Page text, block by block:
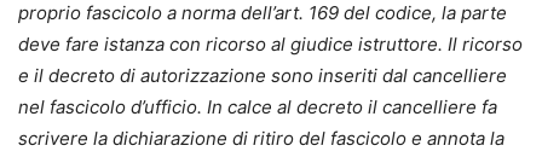
proprio fascicolo a norma dell’art. 169 del codice, la parte
deve fare istanza con ricorso al giudice istruttore. Il ricorso
e il decreto di autorizzazione sono inseriti dal cancelliere
nel fascicolo d’ufficio. In calce al decreto il cancelliere fa
scrivere la dichiarazione di ritiro del fascicolo e annota la